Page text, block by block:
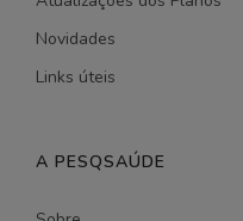
Novidades
Links úteis
A PESQSAÚDE